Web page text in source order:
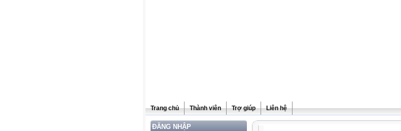
Trang chủ Thành viên Trợ giúp Liên hệ
ĐĂNG NHẬP